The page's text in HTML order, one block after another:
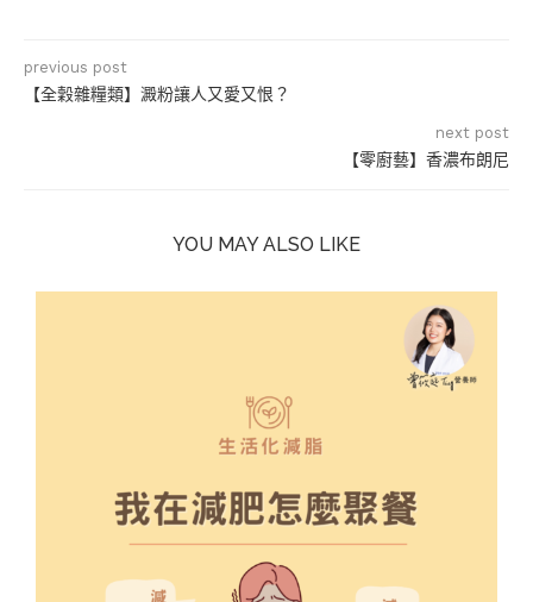
previous post
【全穀雜糧類】澱粉讓人又愛又恨？
next post
【零廚藝】香濃布朗尼
YOU MAY ALSO LIKE